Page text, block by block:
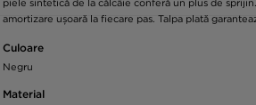
amortizare ușoară la fiecare pas. Talpa plată
Culoare
Negru
Material